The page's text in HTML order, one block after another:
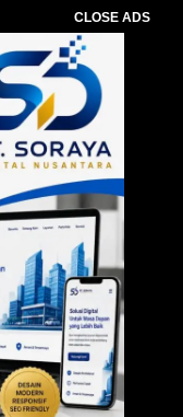
CLOSE ADS